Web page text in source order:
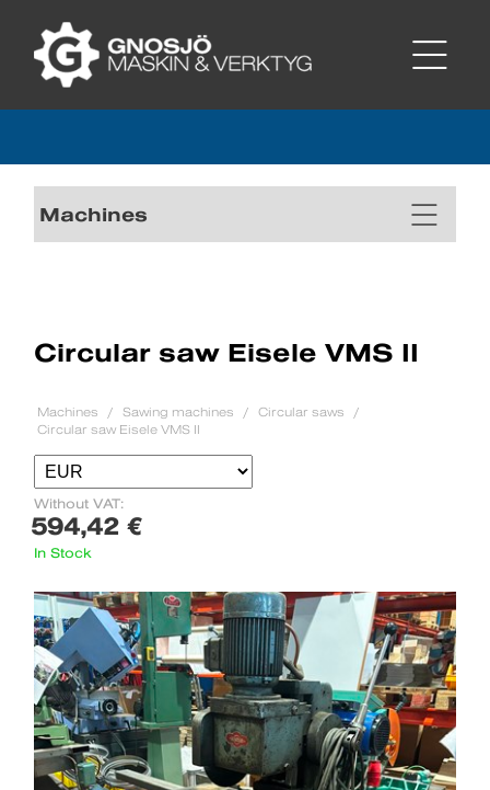
Machines
Circular saw Eisele VMS II
Machines Sawing machines
Circular saws
Circular saw Eisele VMS II
Without VAT:
594,42 €
In Stock